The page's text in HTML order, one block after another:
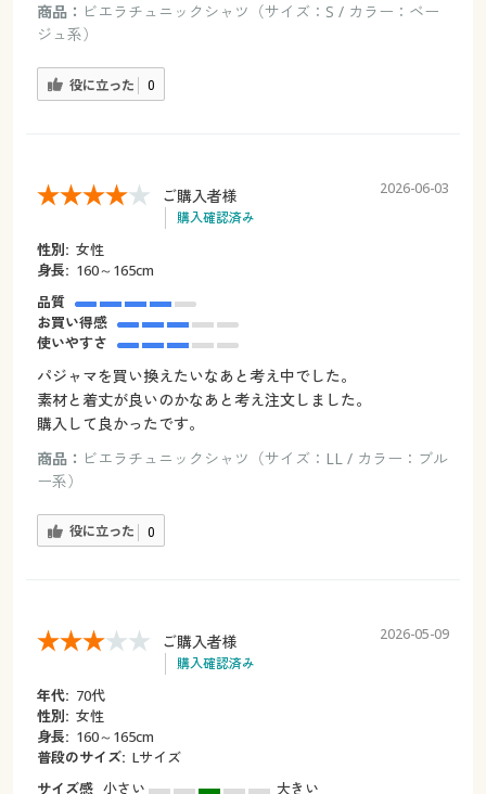
商品： ビエラチュニックシャツ（サイズ：S / カラー：ベー
ジュ系）
役に立った 0
ご購入者様
購入確認済み
2026-06-03
性別: 女性
身長: 160～165cm
品質
お買い得感
使いやすさ
パジャマを買い換えたいなあと考え中でした。
素材と着丈が良いのかなあと考え注文しました。
購入して良かったです。
商品： ビエラチュニックシャツ（サイズ：LL / カラー：ブル
ー系）
役に立った 0
ご購入者様
購入確認済み
2026-05-09
年代: 70代
性別: 女性
身長: 160～165cm
普段のサイズ: Lサイズ
サイズ感 小さい 大きい